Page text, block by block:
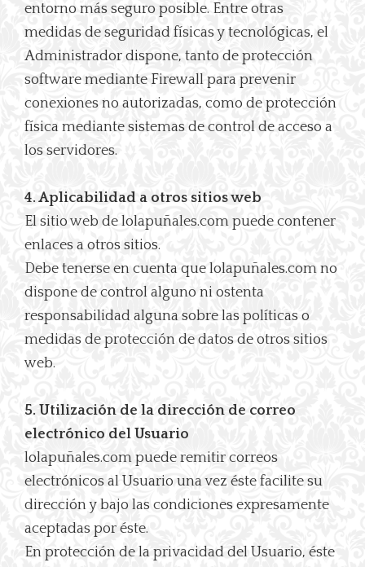
entorno más seguro posible. Entre otras
medidas de seguridad físicas y tecnológicas, el
Administrador dispone, tanto de protección
software mediante Firewall para prevenir
conexiones no autorizadas, como de protección
física mediante sistemas de control de acceso a
los servidores.
4. Aplicabilidad a otros sitios web
El sitio web de lolapuñales.com puede contener
enlaces a otros sitios.
Debe tenerse en cuenta que lolapuñales.com no
dispone de control alguno ni ostenta
responsabilidad alguna sobre las políticas o
medidas de protección de datos de otros sitios
web.
5. Utilización de la dirección de correo
electrónico del Usuario
lolapuñales.com puede remitir correos
electrónicos al Usuario una vez éste facilite su
dirección y bajo las condiciones expresamente
aceptadas por éste.
En protección de la privacidad del Usuario, éste